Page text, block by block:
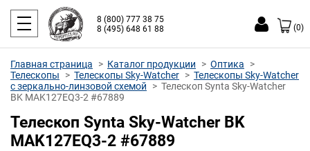
8 (800) 777 38 75
8 (495) 648 61 88
(0)
Главная страница Каталог продукции
Оптика
Телескопы
Телескопы Sky-Watcher
Телескопы Sky-Watcher
с зеркально-линзовой схемой
Телескоп Synta Sky-Watcher
BK MAK127EQ3-2 #67889
Телескоп Synta Sky-Watcher BK
MAK127EQ3-2 #67889